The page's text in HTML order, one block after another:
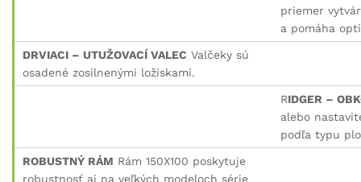
priemer
a pomáha
DRVIACI – UTUŽOVACÍ VALEC Valčeky sú
osadené zosilnenými ložiskami.
RIDGER –
alebo
podľa typu
ROBUSTNÝ RÁM Rám 150X100 poskytuje
robustnosť aj na veľkých modeloch série